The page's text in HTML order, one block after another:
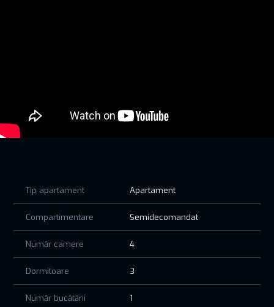
amintiri, aici le ai pe toate. Marea devine grădina ta, răsăritul
– tabloul tău zilnic, iar viața capătă un alt ritm.
Tip apartament Apartament
Compartimentare Semidecomandat
Număr camere 4
Dormitoare 3
Număr bucătării 1